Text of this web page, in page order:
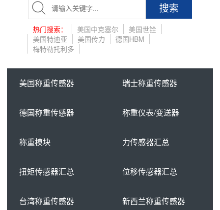
搜索
热门搜索： 美国中克塞尔
美国世铨
美国特迪亚
美国传力
德国HBM
梅特勒托利多
美国称重传感器 瑞士称重传感器
德国称重传感器 称重仪表/变送器
称重模块 力传感器汇总
扭矩传感器汇总 位移传感器汇总
台湾称重传感器 新西兰称重传感器